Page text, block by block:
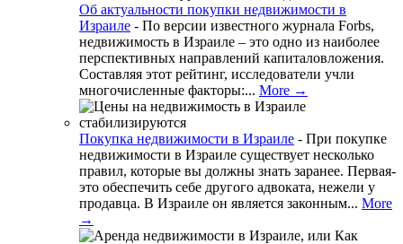
Об актуальности покупки недвижимости в
Израиле - По версии известного журнала Forbs,
недвижимость в Израиле – это одно из наиболее
перспективных направлений капиталовложения.
Составляя этот рейтинг, исследователи учли
многочисленные факторы:... More →
Покупка недвижимости в Израиле - При покупке
недвижимости в Израиле существует несколько
правил, которые вы должны знать заранее. Первая-
это обеспечить себе другого адвоката, нежели у
продавца. В Израиле он является законным... More
→